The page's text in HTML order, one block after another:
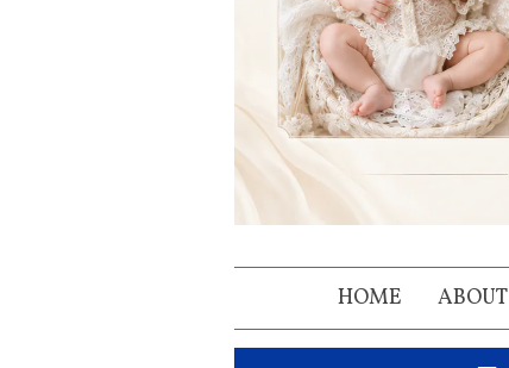
HOME ABOUT